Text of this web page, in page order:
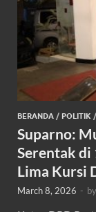
BERANDA / POLITIK /
Suparno:
Serentak di
Lima Kursi
March 8, 2026 - by